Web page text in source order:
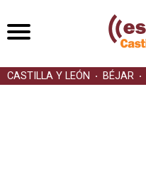
CASTILLA Y LEÓN BÉJAR